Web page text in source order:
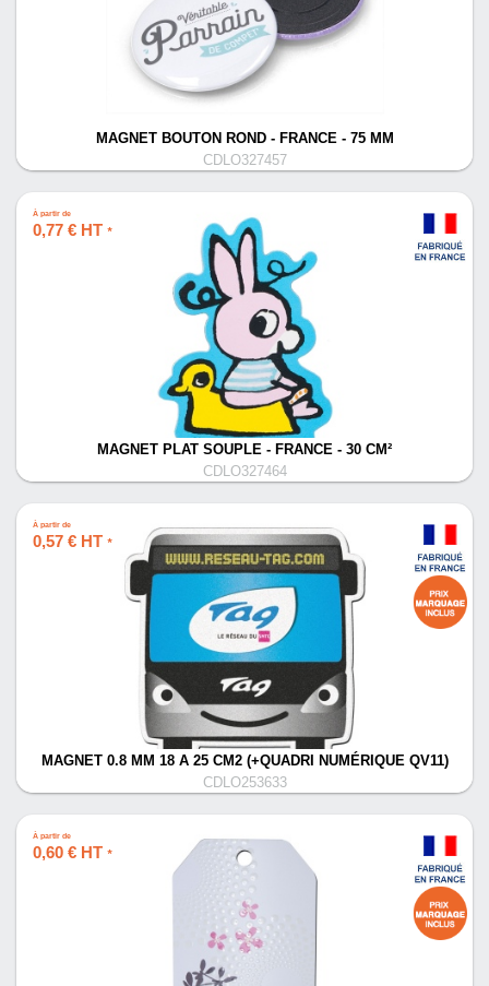
MAGNET BOUTON ROND - FRANCE - 75 MM
CDLO327457
À partir de
0,77 € HT *
MAGNET PLAT SOUPLE - FRANCE - 30 CM²
CDLO327464
À partir de
0,57 € HT *
MAGNET 0.8 MM 18 A 25 CM2 (+QUADRI NUMÉRIQUE QV11)
CDLO253633
À partir de
0,60 € HT *